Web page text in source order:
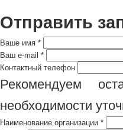
Отправить
Ваше имя *
Ваш e-mail *
Контактный телефон
Рекомендуем
необходимости
Наименование организации *